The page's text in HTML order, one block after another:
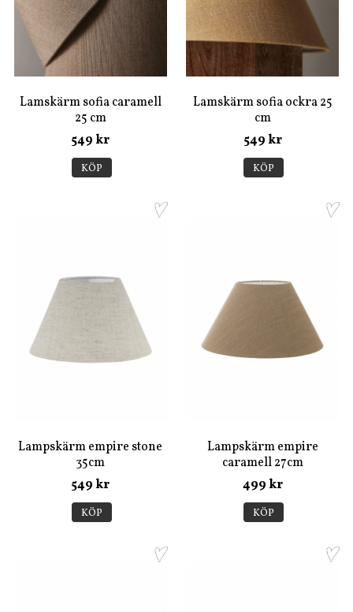
Lamskärm sofia caramell
25 cm
549 kr
KÖP
Lamskärm sofia ockra 25
cm
549 kr
KÖP
Lampskärm empire stone
35cm
549 kr
KÖP
Lampskärm empire
caramell 27cm
499 kr
KÖP